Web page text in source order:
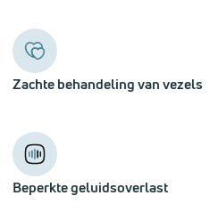
Zachte behandeling van vezels
Beperkte geluidsoverlast